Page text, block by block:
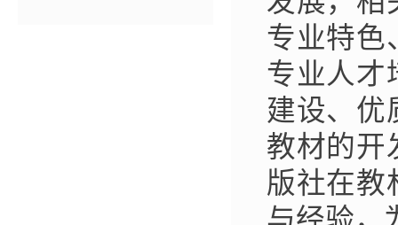
专业特色
专业人才
建设、优
教材的开
版社在教